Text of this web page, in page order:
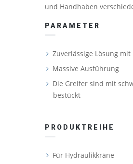
und Handhaben
PARAMETER
Zuverlässige Lösung
Massive Ausführung
Die Greifer sind mit
bestückt
PRODUKTREIHE
Für Hydraulikkräne